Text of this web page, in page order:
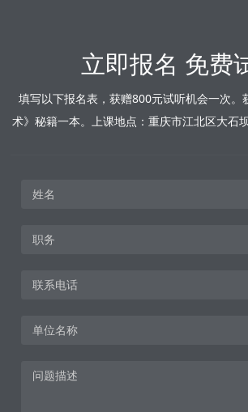
立即报名 免费
填写以下报名表，获赠800元试听机会一次。
术》秘籍一本。上课地点：重庆市江北区大石